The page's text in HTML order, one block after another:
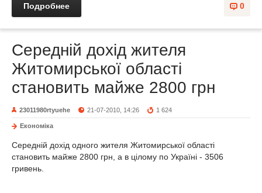
0
Подробнее
Середній дохід жителя
Житомирської області
становить майже 2800 грн
23011980rtyuehe 21-07-2010, 14:26 1 624
Економіка
Середній дохід одного жителя Житомирської області
становить майже 2800 грн, а в цілому по Україні - 3506
гривень.